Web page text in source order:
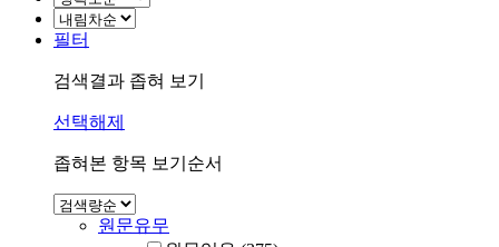
필터
검색결과 좁혀 보기
선택해제
좁혀본 항목 보기순서
원문유무